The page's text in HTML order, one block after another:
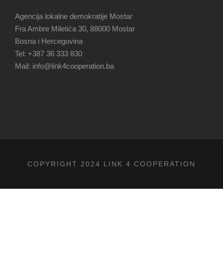
Agencija lokalne demokratije Mostar
Fra Ambre Miletića 30, 88000 Mostar
Bosna i Hercegovina
Tel: +387 36 333 830
Mail: info@link4cooperation.ba
COPYRIGHT 2024 LINK 4 COOPERATION